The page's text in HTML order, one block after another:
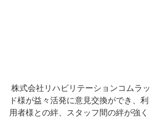
ド様が益々活発に意見交換ができ、利
用者様との絆、スタッフ間の絆が強く